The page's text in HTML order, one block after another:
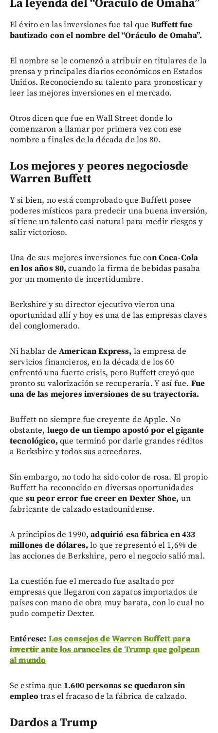
La leyenda del “Oráculo de Omaha”
El éxito en las inversiones fue tal que Buffett fue
bautizado con el nombre del “Oráculo de Omaha”.
El nombre se le comenzó a atribuir en titulares de la
prensa y principales diarios económicos en Estados
Unidos. Reconociendo su talento para pronosticar y
leer las mejores inversiones en el mercado.
Otros dicen que fue en Wall Street donde lo
comenzaron a llamar por primera vez con ese
nombre a finales de la década de los 80.
Los mejores y peores negociosde
Warren Buffett
Y si bien, no está comprobado que Buffett posee
poderes místicos para predecir una buena inversión,
sí tiene un talento casi natural para medir riesgos y
salir victorioso.
Una de sus mejores inversiones fue con Coca-Cola
en los años 80, cuando la firma de bebidas pasaba
por un momento de incertidumbre.
Berkshire y su director ejecutivo vieron una
oportunidad allí y hoy es una de las empresas claves
del conglomerado.
Ni hablar de American Express, la empresa de
servicios financieros, en la década de los 60
enfrentó una fuerte crisis, pero Buffett creyó que
pronto su valorización se recuperaría. Y así fue. Fue
una de las mejores inversiones de su trayectoria.
Buffett no siempre fue creyente de Apple. No
obstante, luego de un tiempo apostó por el gigante
tecnológico, que terminó por darle grandes réditos
a Berkshire y todos sus acreedores.
Sin embargo, no todo ha sido color de rosa. El propio
Buffett ha reconocido en diversas oportunidades
que su peor error fue creer en Dexter Shoe, un
fabricante de calzado estadounidense.
A principios de 1990,adquirió esa fábrica en 433
millones de dólares, lo que representó el 1,6% de
las acciones de Berkshire, pero el negocio salió mal.
La cuestión fue el mercado fue asaltado por
empresas que llegaron con zapatos importados de
países con mano de obra muy barata, con lo cual no
pudo competir Dexter.
Entérese: Los consejos de Warren Buffett para
invertir ante los aranceles de Trump que golpean
al mundo
Se estima que 1.600 personas se quedaron sin
empleo tras el fracaso de la fábrica de calzado.
Dardos a Trump